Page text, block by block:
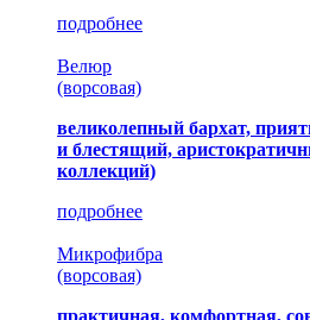
подробнее
Велюр
(ворсовая)
великолепный бархат,
и блестящий,
коллекций)
подробнее
Микрофибра
(ворсовая)
практичная, комфортная,